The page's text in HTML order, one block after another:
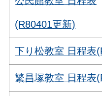
(R80401更新)
下り松教室 日程表
繁昌塚教室 日程表